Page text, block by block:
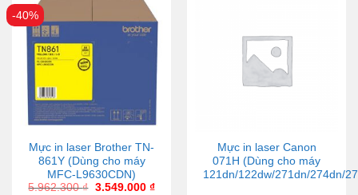
-40%
Mực in laser Brother TN-
861Y (Dùng cho máy
MFC-L9630CDN)
5.962.300₫ 3.549.000 ₫
Mực in laser Canon
071H (Dùng cho máy
121dn/122dw/271dn/274dn/